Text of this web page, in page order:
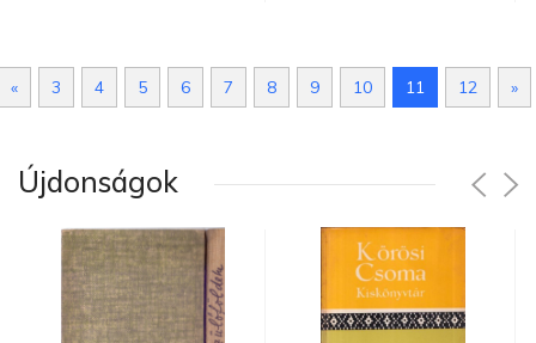
« 3 4 5 6 7 8 9 10 11 12 »
Újdonságok